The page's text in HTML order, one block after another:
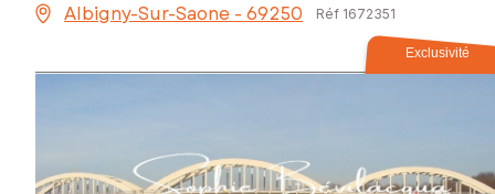
Albigny-Sur-Saone - 69250 Réf 1672351
Exclusivité